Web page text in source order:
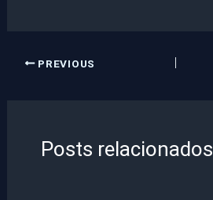
PREVIOUS
Posts relacionados